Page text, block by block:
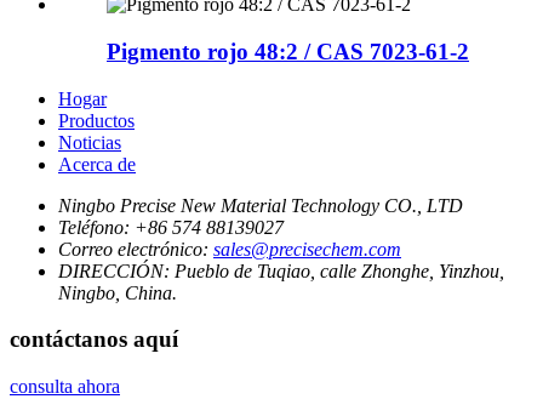
Pigmento rojo 48:2 / CAS 7023-61-2
Hogar
Productos
Noticias
Acerca de
Ningbo Precise New Material Technology CO., LTD
Teléfono: +86 574 88139027
Correo electrónico: sales@precisechem.com
DIRECCIÓN: Pueblo de Tuqiao, calle Zhonghe, Yinzhou,
Ningbo, China.
contáctanos aquí
consulta ahora